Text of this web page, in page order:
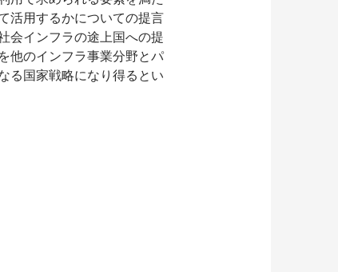
活用するかについての提言
会インフラの途上国への提
他のインフラ事業分野とパ
る国家戦略になり得るとい